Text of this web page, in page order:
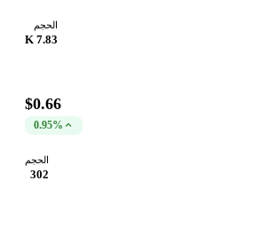
الحجم
7.83 K
$0.66
0.95%
الحجم
302